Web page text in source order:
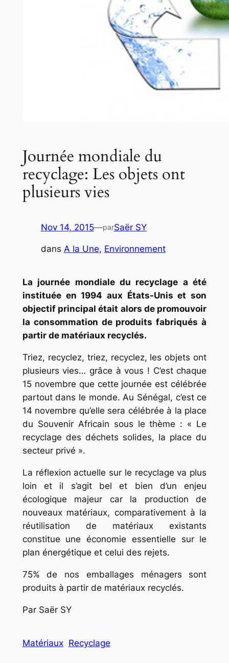
Journée mondiale du
recyclage: Les objets ont
plusieurs vies
Nov 14, 2015—parSaër SY
dans A la Une, Environnement
La journée mondiale du recyclage a été
instituée en 1994 aux États-Unis et son
objectif principal était alors de promouvoir
la consommation de produits fabriqués à
partir de matériaux recyclés.
Triez, recyclez, triez, recyclez, les objets ont
plusieurs vies… grâce à vous ! C’est chaque
15 novembre que cette journée est célébrée
partout dans le monde. Au Sénégal, c’est ce
14 novembre qu’elle sera célébrée à la place
du Souvenir Africain sous le thème : « Le
recyclage des déchets solides, la place du
secteur privé ».
La réflexion actuelle sur le recyclage va plus
loin et il s’agit bel et bien d’un enjeu
écologique majeur car la production de
nouveaux matériaux, comparativement à la
réutilisation de matériaux existants
constitue une économie essentielle sur le
plan énergétique et celui des rejets.
75% de nos emballages ménagers sont
produits à partir de matériaux recyclés.
Par Saër SY
Matériaux Recyclage